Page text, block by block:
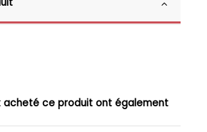
acheté ce produit ont également